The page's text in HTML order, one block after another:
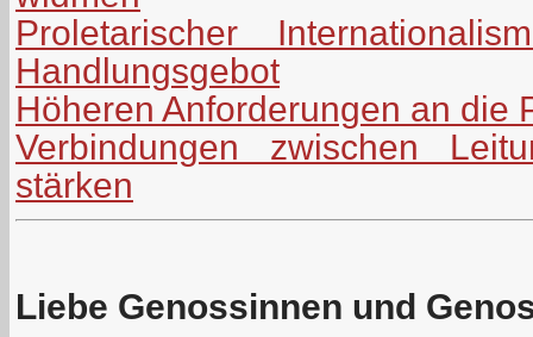
Proletarischer
Handlungsgebot
Höheren Anforderungen an die
Verbindungen zwischen
stärken
Liebe Genossinnen und